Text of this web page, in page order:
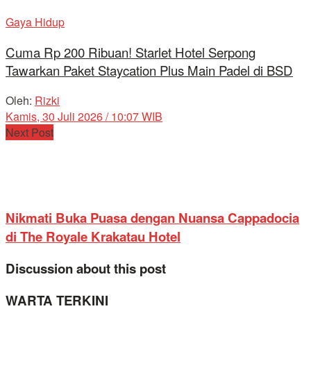
Gaya Hidup
Cuma Rp 200 Ribuan! Starlet Hotel Serpong
Tawarkan Paket Staycation Plus Main Padel di BSD
Oleh: Rizki
Kamis, 30 Juli 2026 / 10:07 WIB
Next Post
Nikmati Buka Puasa dengan Nuansa Cappadocia
di The Royale Krakatau Hotel
Discussion about this post
WARTA TERKINI